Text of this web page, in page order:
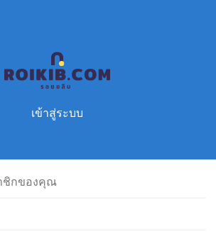
เข้าสู่ระบบ